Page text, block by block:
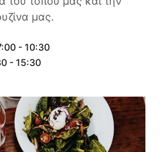
μας.
- 10:30
- 15:30